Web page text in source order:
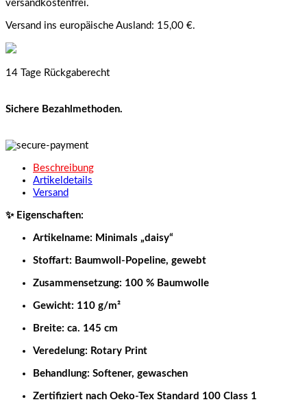
versandkostenfrei.
Versand ins europäische Ausland: 15,00 €.
14 Tage Rückgaberecht
Sichere Bezahlmethoden.
Beschreibung
Artikeldetails
Versand
✨ Eigenschaften:
Artikelname: Minimals „daisy“
Stoffart: Baumwoll-Popeline, gewebt
Zusammensetzung: 100 % Baumwolle
Gewicht: 110 g/m²
Breite: ca. 145 cm
Veredelung: Rotary Print
Behandlung: Softener, gewaschen
Zertifiziert nach Oeko-Tex Standard 100 Class 1